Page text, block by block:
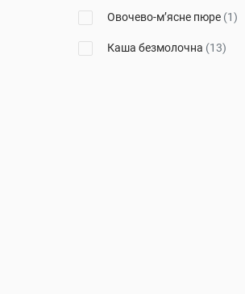
Овочево-м’ясне пюре (1)
Каша безмолочна (13)